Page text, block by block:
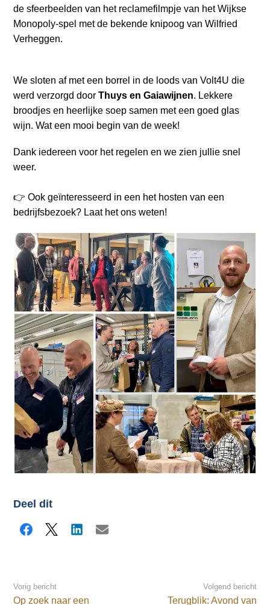
de sfeerbeelden van het reclamefilmpje van het Wijkse
Monopoly-spel met de bekende knipoog van Wilfried
Verheggen.
We sloten af met een borrel in de loods van Volt4U die
werd verzorgd doorThuys en Gaiawijnen. Lekkere
broodjes en heerlijke soep samen met een goed glas
wijn. Wat een mooi begin van de week!
Dank iedereen voor het regelen en we zien jullie snel
weer.
👉 Ook geïnteresseerd in een het hosten van een
bedrijfsbezoek? Laat het ons weten!
Deel dit
Facebook
X LinkedInE-mail
Vorig bericht
Op zoek naar een
Volgend bericht
Terugblik: Avond van